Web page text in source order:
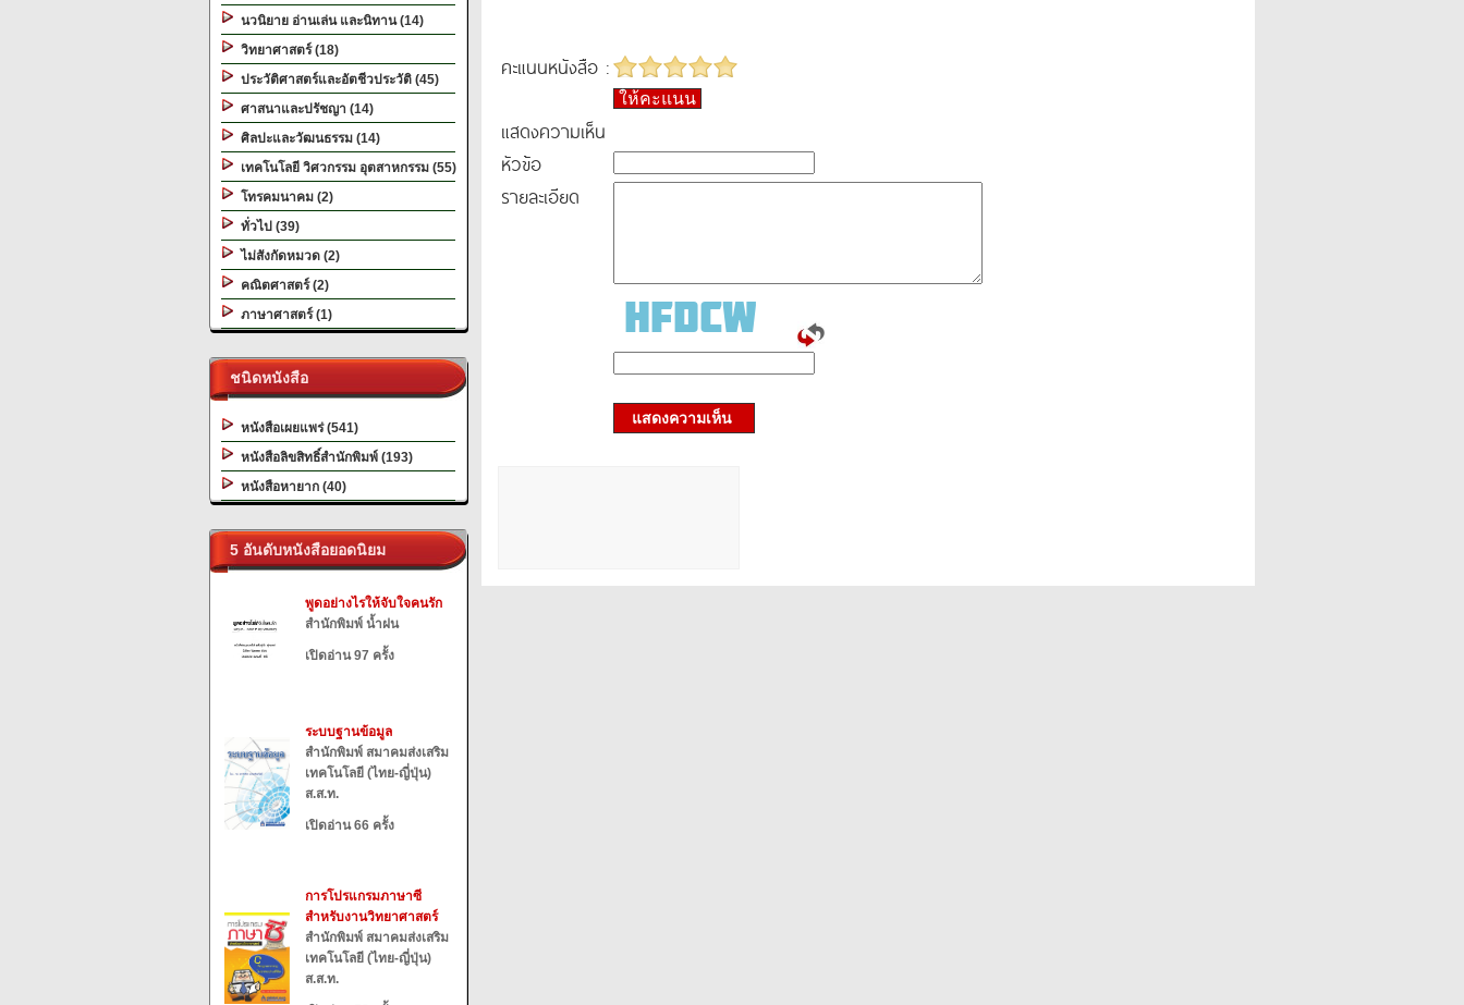
นวนิยาย อ่านเล่น และนิทาน (14)
วิทยาศาสตร์ (18)
ประวัติศาสตร์และอัตชีวประวัติ (45)
ศาสนาและปรัชญา (14)
ศิลปะและวัฒนธรรม (14)
เทคโนโลยี วิศวกรรม อุตสาหกรรม (55)
โทรคมนาคม (2)
ทั่วไป (39)
ไม่สังกัดหมวด (2)
คณิตศาสตร์ (2)
ภาษาศาสตร์ (1)
ชนิดหนังสือ
หนังสือเผยแพร่ (541)
หนังสือลิขสิทธิ์สำนักพิมพ์ (193)
หนังสือหายาก (40)
5 อันดับหนังสือยอดนิยม
พูดอย่างไรให้จับใจคนรัก
สำนักพิมพ์ น้ำฝน
เปิดอ่าน 97 ครั้ง
ระบบฐานข้อมูล
สำนักพิมพ์ สมาคมส่งเสริม
เทคโนโลยี (ไทย-ญี่ปุ่น)
ส.ส.ท.
เปิดอ่าน 66 ครั้ง
การโปรแกรมภาษาซี
สำหรับงานวิทยาศาสตร์
สำนักพิมพ์ สมาคมส่งเสริม
เทคโนโลยี (ไทย-ญี่ปุ่น)
ส.ส.ท.
คะแนนหนังสือ :
ให้คะแนน
แสดงความเห็น
หัวข้อ
รายละเอียด
แสดงความเห็น